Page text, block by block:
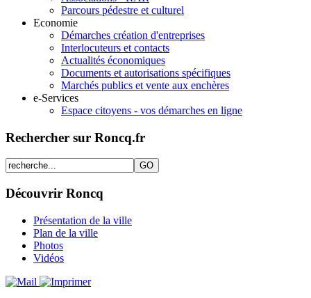
Parcours pédestre et culturel
Economie
Démarches création d'entreprises
Interlocuteurs et contacts
Actualités économiques
Documents et autorisations spécifiques
Marchés publics et vente aux enchères
e-Services
Espace citoyens - vos démarches en ligne
Rechercher sur Roncq.fr
Découvrir Roncq
Présentation de la ville
Plan de la ville
Photos
Vidéos